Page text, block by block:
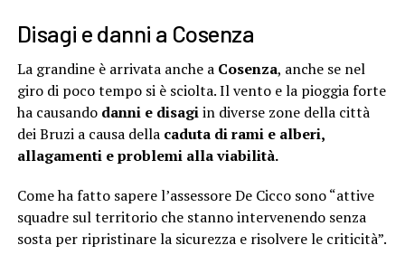
Disagi e danni a Cosenza
La grandine è arrivata anche a Cosenza, anche se nel
giro di poco tempo si è sciolta. Il vento e la pioggia forte
ha causando danni e disagiin diverse zone della città
dei Bruzi a causa della caduta di rami e alberi,
allagamenti e problemi alla viabilità.
Come ha fatto sapere l’assessore De Cicco sono “attive
squadre sul territorio che stanno intervenendo senza
sosta per ripristinare la sicurezza e risolvere le criticità”.